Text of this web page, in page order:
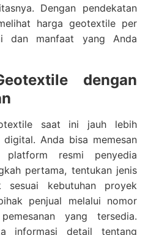
Dengan pendekatan
harga geotextile per
dan manfaat yang Anda
dengan
saat ini jauh lebih
Anda bisa memesan
platform resmi penyedia
pertama, tentukan jenis
sesuai kebutuhan proyek
penjual melalui nomor
yang tersedia.
informasi detail tentang